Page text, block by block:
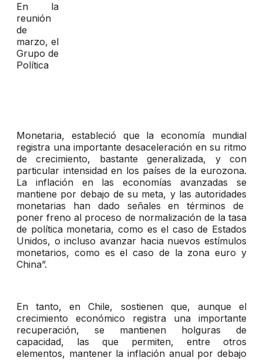
En la
reunión
de
marzo, el
Grupo de
Política
Monetaria, estableció que la economía mundial
registra una importante desaceleración en su ritmo
de crecimiento, bastante generalizada, y con
particular intensidad en los países de la eurozona.
La inflación en las economías avanzadas se
mantiene por debajo de su meta, y las autoridades
monetarias han dado señales en términos de
poner freno al proceso de normalización de la tasa
de política monetaria, como es el caso de Estados
Unidos, o incluso avanzar hacia nuevos estímulos
monetarios, como es el caso de la zona euro y
China”.
En tanto, en Chile, sostienen que, aunque el
crecimiento económico registra una importante
recuperación, se mantienen holguras de
capacidad, las que permiten, entre otros
elementos, mantener la inflación anual por debajo